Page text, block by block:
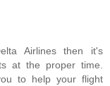
Airlines then it's
at the proper time.
to help your flight